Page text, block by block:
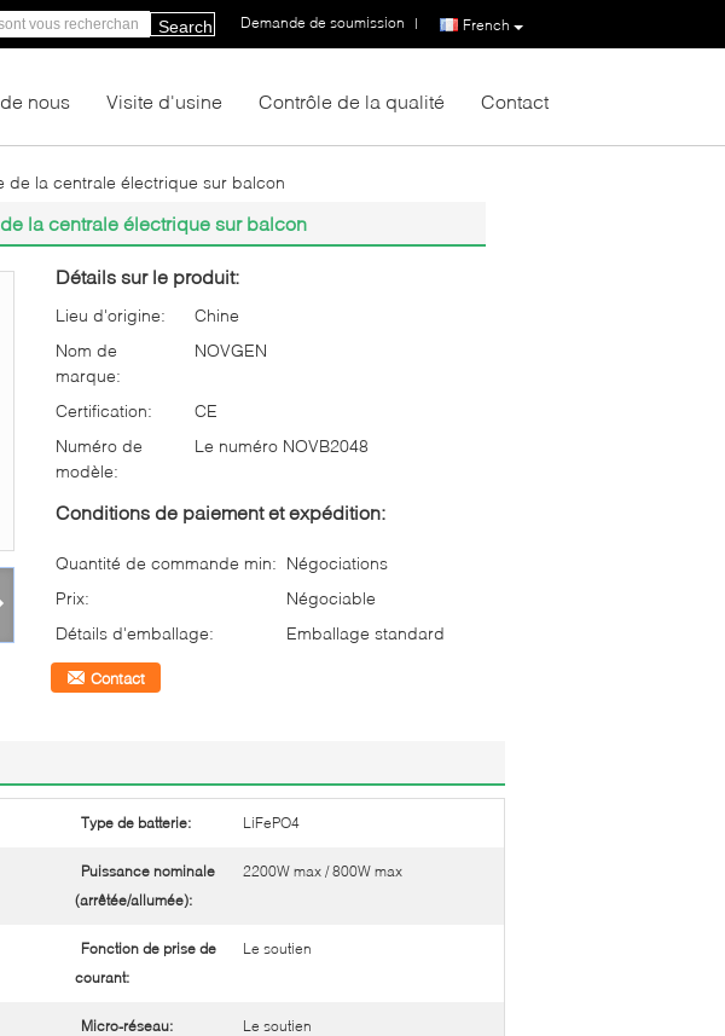
French
Demande de soumission |
Search
nous Visite d'usine Contrôle de la qualité Contact
la centrale électrique sur balcon
la centrale électrique sur balcon
Détails sur le produit:
Lieu d'origine:
Chine
Nom de
marque:
NOVGEN
Certification:
CE
Numéro de
modèle:
Le numéro NOVB2048
Conditions de paiement et expédition:
Quantité de commande min: Négociations
Prix:
Négociable
Détails d'emballage:
Emballage standard
Contact
Type de batterie: LiFePO4
Puissance nominale
(arrêtée/allumée):
2200W max / 800W max
Fonction de prise de
courant:
Le soutien
Micro-réseau: Le soutien